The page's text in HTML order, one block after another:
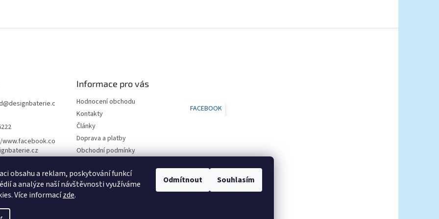
obsahu a reklam, poskytování funkcí
a analýze naší návštěvnosti využíváme
Více informacízde.
Odmítnout Souhlasím
@designbaterie.c
Informace pro vás
Hodnocení obchodu
Kontakty
Články
Doprava a platby
Obchodní podmínky
údajů
SLEVA na první nákup 500 kč
FACEBOOK